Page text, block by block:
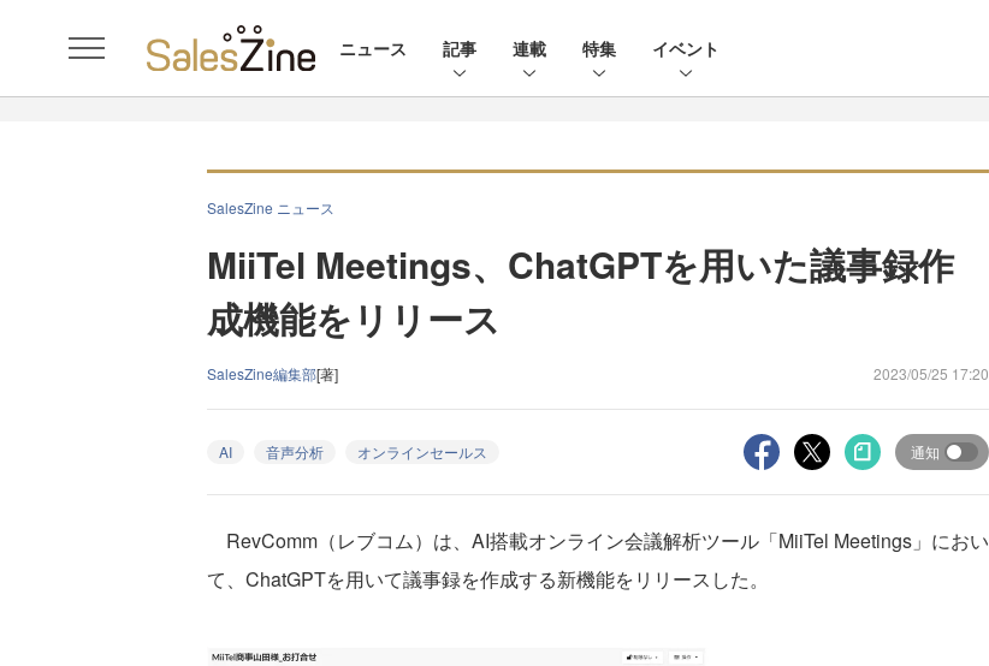
ニュース 記事 連載 特集 イベント
SalesZine ニュース
MiiTel Meetings、ChatGPTを用いた議事録作
成機能をリリース
SalesZine編集部[著] 2023/05/25 17:20
AI 音声分析 オンラインセールス 通知
RevComm（レブコム）は、AI搭載オンライン会議解析ツール「MiiTel Meetings」におい
て、ChatGPTを用いて議事録を作成する新機能をリリースした。